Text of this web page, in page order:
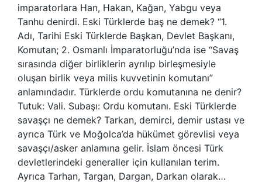
imparatorlara Han, Hakan, Kağan, Yabgu veya
Tanhu denirdi. Eski Türklerde baş ne demek? “1.
Adı, Tarihi Eski Türklerde Başkan, Devlet Başkanı,
Komutan; 2. Osmanlı İmparatorluğu’nda ise “Savaş
sırasında diğer birliklerin ayrılıp birleşmesiyle
oluşan birlik veya milis kuvvetinin komutanı”
anlamındadır. Türklerde ordu komutanına ne denir?
Tutuk: Vali. Subaşı: Ordu komutanı. Eski Türklerde
savaşçı ne demek? Tarkan, demirci, demir ustası ve
ayrıca Türk ve Moğolca’da hükümet görevlisi veya
savaşçı/asker anlamına gelir. İslam öncesi Türk
devletlerindeki generaller için kullanılan terim.
Ayrıca Tarhan, Targan, Dargan, Darkan olarak…